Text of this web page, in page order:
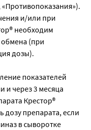
и/или при
необходим
(при
дозы).
показателей
и через 3 месяца
Крестор®
дозу препарата, если
в сыворотке